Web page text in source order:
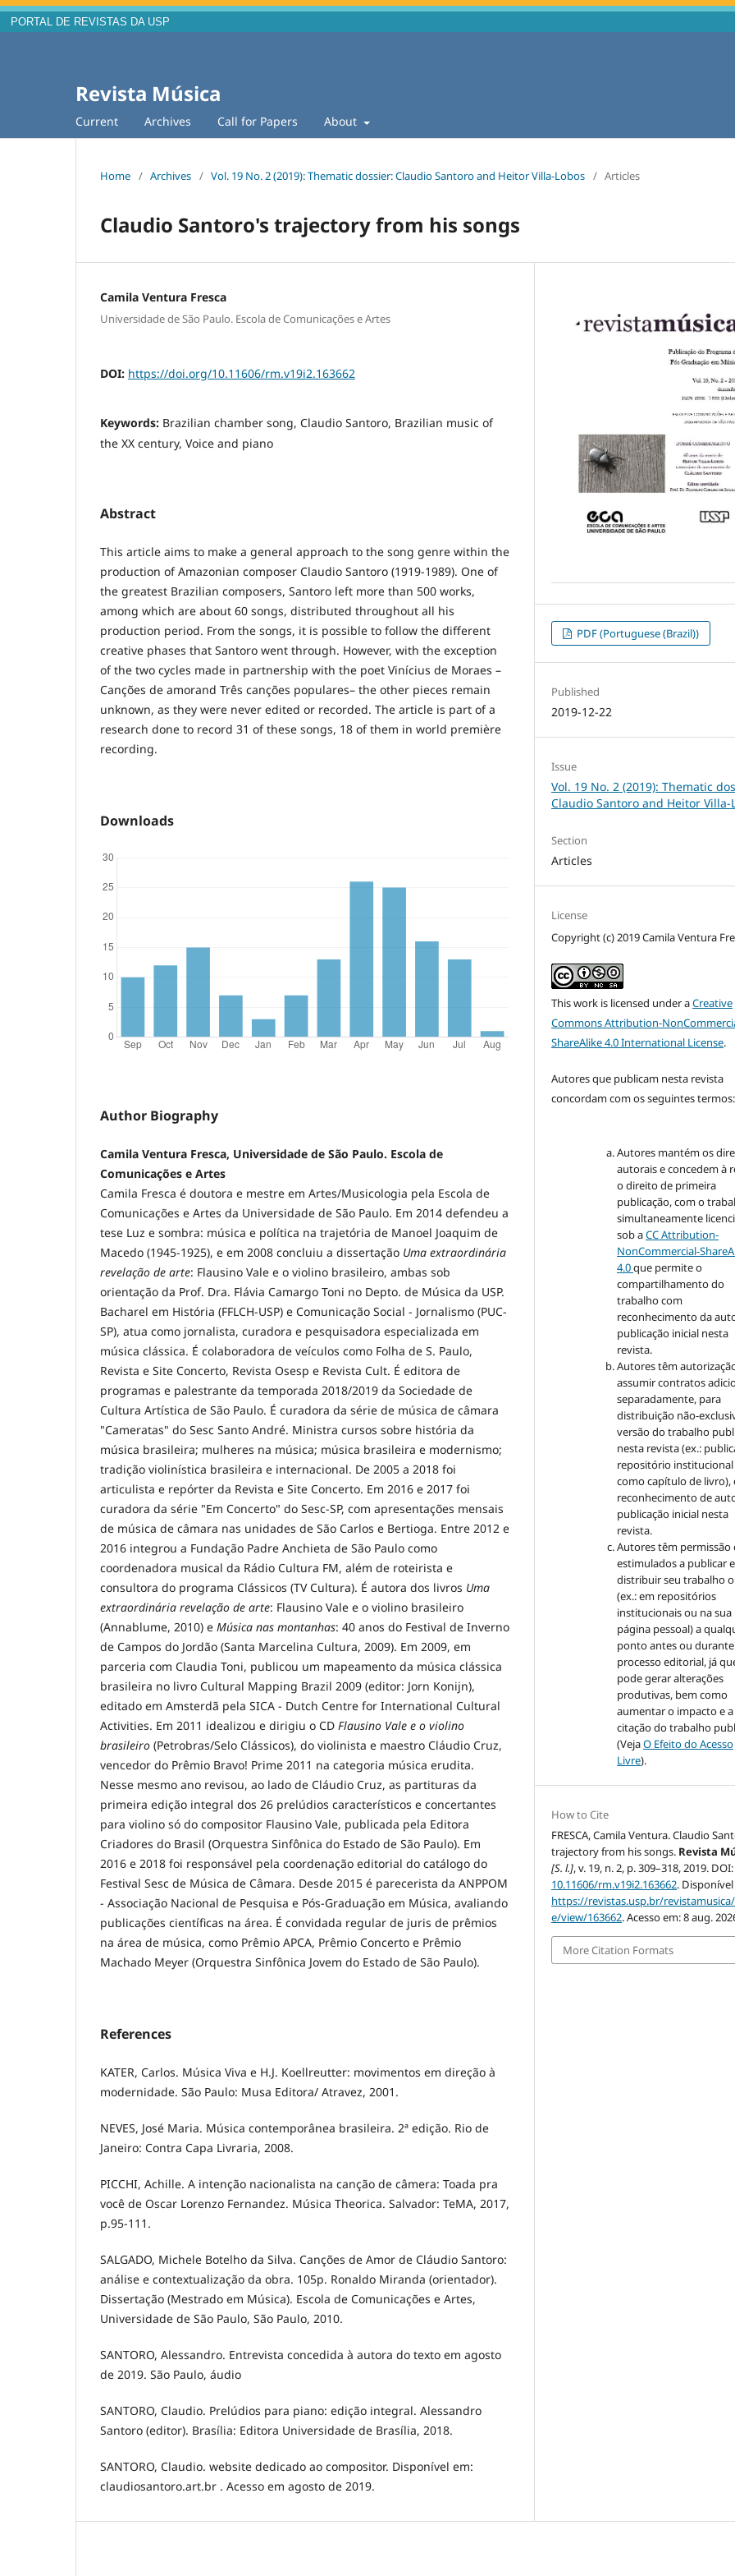
PORTAL DE REVISTAS DA USP
Revista Música
Current Archives Call for Papers About
Home / Archives / Vol. 19 No. 2 (2019): Thematic dossier: Claudio Santoro and Heitor Villa-Lobos / Articles
Claudio Santoro's trajectory from his songs
Camila Ventura Fresca
Universidade de São Paulo. Escola de Comunicações e Artes
DOI: https://doi.org/10.11606/rm.v19i2.163662
Keywords: Brazilian chamber song, Claudio Santoro, Brazilian music of
the XX century, Voice and piano
Abstract
This article aims to make a general approach to the song genre within the
production of Amazonian composer Claudio Santoro (1919-1989). One of
the greatest Brazilian composers, Santoro left more than 500 works,
among which are about 60 songs, distributed throughout all his
production period. From the songs, it is possible to follow the different
creative phases that Santoro went through. However, with the exception
of the two cycles made in partnership with the poet Vinícius de Moraes –
Canções de amorand Três canções populares– the other pieces remain
unknown, as they were never edited or recorded. The article is part of a
research done to record 31 of these songs, 18 of them in world première
recording.
Downloads
Author Biography
Camila Ventura Fresca, Universidade de São Paulo. Escola de
Comunicações e Artes
Camila Fresca é doutora e mestre em Artes/Musicologia pela Escola de
Comunicações e Artes da Universidade de São Paulo. Em 2014 defendeu a
tese Luz e sombra: música e política na trajetória de Manoel Joaquim de
Macedo (1945-1925), e em 2008 concluiu a dissertação Uma extraordinária
revelação de arte: Flausino Vale e o violino brasileiro, ambas sob
orientação da Prof. Dra. Flávia Camargo Toni no Depto. de Música da USP.
Bacharel em História (FFLCH-USP) e Comunicação Social - Jornalismo (PUC-
SP), atua como jornalista, curadora e pesquisadora especializada em
música clássica. É colaboradora de veículos como Folha de S. Paulo,
Revista e Site Concerto, Revista Osesp e Revista Cult. É editora de
programas e palestrante da temporada 2018/2019 da Sociedade de
Cultura Artística de São Paulo. É curadora da série de música de câmara
"Cameratas" do Sesc Santo André. Ministra cursos sobre história da
música brasileira; mulheres na música; música brasileira e modernismo;
tradição violinística brasileira e internacional. De 2005 a 2018 foi
articulista e repórter da Revista e Site Concerto. Em 2016 e 2017 foi
curadora da série "Em Concerto" do Sesc-SP, com apresentações mensais
de música de câmara nas unidades de São Carlos e Bertioga. Entre 2012 e
2016 integrou a Fundação Padre Anchieta de São Paulo como
coordenadora musical da Rádio Cultura FM, além de roteirista e
consultora do programa Clássicos (TV Cultura). É autora dos livros Uma
extraordinária revelação de arte: Flausino Vale e o violino brasileiro
(Annablume, 2010) e Música nas montanhas: 40 anos do Festival de Inverno
de Campos do Jordão (Santa Marcelina Cultura, 2009). Em 2009, em
parceria com Claudia Toni, publicou um mapeamento da música clássica
brasileira no livro Cultural Mapping Brazil 2009 (editor: Jorn Konijn),
editado em Amsterdã pela SICA - Dutch Centre for International Cultural
Activities. Em 2011 idealizou e dirigiu o CD Flausino Vale e o violino
brasileiro (Petrobras/Selo Clássicos), do violinista e maestro Cláudio Cruz,
vencedor do Prêmio Bravo! Prime 2011 na categoria música erudita.
Nesse mesmo ano revisou, ao lado de Cláudio Cruz, as partituras da
primeira edição integral dos 26 prelúdios característicos e concertantes
para violino só do compositor Flausino Vale, publicada pela Editora
Criadores do Brasil (Orquestra Sinfônica do Estado de São Paulo). Em
2016 e 2018 foi responsável pela coordenação editorial do catálogo do
Festival Sesc de Música de Câmara. Desde 2015 é parecerista da ANPPOM
- Associação Nacional de Pesquisa e Pós-Graduação em Música, avaliando
publicações científicas na área. É convidada regular de juris de prêmios
na área de música, como Prêmio APCA, Prêmio Concerto e Prêmio
Machado Meyer (Orquestra Sinfônica Jovem do Estado de São Paulo).
References
KATER, Carlos. Música Viva e H.J. Koellreutter: movimentos em direção à
modernidade. São Paulo: Musa Editora/ Atravez, 2001.
NEVES, José Maria. Música contemporânea brasileira. 2ª edição. Rio de
Janeiro: Contra Capa Livraria, 2008.
PICCHI, Achille. A intenção nacionalista na canção de câmera: Toada pra
você de Oscar Lorenzo Fernandez. Música Theorica. Salvador: TeMA, 2017,
p.95-111.
SALGADO, Michele Botelho da Silva. Canções de Amor de Cláudio Santoro:
análise e contextualização da obra. 105p. Ronaldo Miranda (orientador).
Dissertação (Mestrado em Música). Escola de Comunicações e Artes,
Universidade de São Paulo, São Paulo, 2010.
SANTORO, Alessandro. Entrevista concedida à autora do texto em agosto
de 2019. São Paulo, áudio
SANTORO, Claudio. Prelúdios para piano: edição integral. Alessandro
Santoro (editor). Brasília: Editora Universidade de Brasília, 2018.
SANTORO, Claudio. website dedicado ao compositor. Disponível em:
claudiosantoro.art.br . Acesso em agosto de 2019.
PDF (Portuguese (Brazil))
Published
2019-12-22
Issue
Vol. 19 No. 2 (2019): Thematic
Claudio Santoro and Heitor Villa-
Section
Articles
License
Copyright (c) 2019 Camila Ventura
This work is licensed under aCreative
Commons Attribution-
ShareAlike 4.0 International License.
Autores que publicam nesta revista
concordam com os seguintes termos:
Autores mantém os
autorais e concedem à
o direito de primeira
publicação, com o
simultaneamente
sob aCC Attribution-
NonCommercial-
4.0que permite o
compartilhamento do
trabalho com
reconhecimento da
publicação inicial nesta
revista.
Autores têm
assumir contratos
separadamente, para
distribuição não-
versão do trabalho
nesta revista (ex.:
repositório institucional
como capítulo de livro),
reconhecimento de
publicação inicial nesta
revista.
Autores têm permissão
estimulados a publicar e
distribuir seu trabalho
(ex.: em repositórios
institucionais ou na sua
página pessoal) a
ponto antes ou
processo editorial, já
pode gerar alterações
produtivas, bem como
aumentar o impacto e a
citação do trabalho
(VejaO Efeito do Acesso
Livre).
How to Cite
FRESCA, Camila Ventura. Claudio
trajectory from his songs. Revista
[S. l.], v. 19, n. 2, p. 309–318, 2019. DOI:
10.11606/rm.v19i2.163662.
https://revistas.usp.br/
e/view/163662. Acesso em: 8 aug.
More Citation Formats